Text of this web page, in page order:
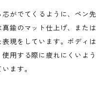
がでてくるように、ペン
真鍮のマット仕上げ、また
表現をしています。ボディ
用する際に疲れにくいよ
ます。